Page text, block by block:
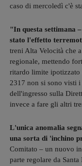
caso di mercoledì c'è
"In questa settimana
stato l'effetto
treni Alta Velocità che
regionale, mettendo
ritardo limite
2317 non si sono visti
dell'ingresso sulla
invece a fare gli altri
L'unica anomalia
una sorta di 'inchino
Comitato – un nuovo
parte regolare da